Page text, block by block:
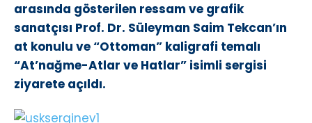
arasında gösterilen ressam ve grafik
sanatçısı Prof. Dr. Süleyman Saim Tekcan’ın
at konulu ve “Ottoman” kaligrafi temalı
“At’nağme-Atlar ve Hatlar” isimli sergisi
ziyarete açıldı.